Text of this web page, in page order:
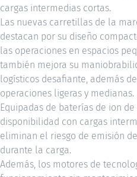
cargas intermedias cortas.
Las nuevas carretillas de la
destacan por su diseño
las operaciones en espacios
también mejora su
logísticos desafiante, además
operaciones ligeras y medianas.
Equipadas de baterías de ion
disponibilidad con cargas
eliminan el riesgo de emisión
durante la carga.
Además, los motores de